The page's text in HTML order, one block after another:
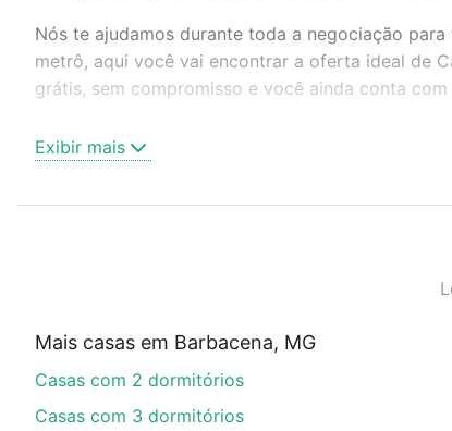
Nós te ajudamos durante toda a negociação
metrô, aqui você vai encontrar a oferta ideal de
grátis, sem compromisso e você ainda conta
ou sem vaga de garagem para combinar
Casas à venda em Barbacena, MG ideal para você
Qual o preço de Casas à venda em
parcelas podem se adequar ao seu orçamento.
um apartamento e conte com a gente para
Exibir mais
Mais casas em Barbacena, MG
Casas com 2 dormitórios
Casas com 3 dormitórios